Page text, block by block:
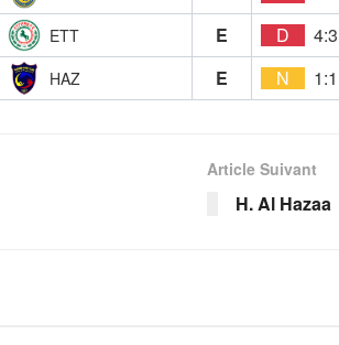
ETT E D 4:3
HAZ E N 1:1
Article Suivant
H. Al Hazaa